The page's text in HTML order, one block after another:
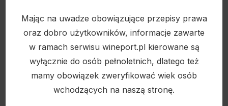
Mając na uwadze obowiązujące przepisy prawa
oraz dobro użytkowników, informacje zawarte
w ramach serwisu wineport.pl kierowane są
wyłącznie do osób pełnoletnich, dlatego też
mamy obowiązek zweryfikować wiek osób
wchodzących na naszą stronę.
Sold